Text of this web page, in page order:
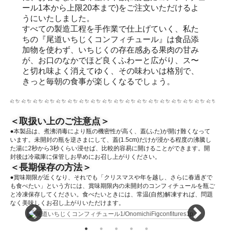
ール1本から上限20本まで)をご注文いただけるよ
うにいたしました。
すべての製造工程を手作業で仕上げていく、私た
ちの『尾道いちじくコンフィチュール』は食品添
加物を使わず、いちじくの存在感ある果肉の甘み
が、お口のなかでほど良くふわーと広がり、ス〜
と切れ味よく消えてゆく、その味わいは格別で、
きっと毎朝の食事が楽しくなるでしょう。
＜取扱い上のご注意点＞
●本製品は、煮沸消毒により瓶の機密性が高く、蓋(ふた)が開け難くなって
います。未開封の瓶を逆さまにして、蓋(1.5cm)だけが浸かる程度の沸騰し
た湯に2秒から3秒くらい浸せば、比較的容易に開けることができます。開
封後は冷蔵庫に保管しお早めにお召し上がりください。
＜長期保存の方法＞
●賞味期限が近くなり、それでも「クリスマスや年を越し、さらに春過ぎで
も食べたい」という方には、賞味期限内の未開封のコンフィチュールを瓶ご
と冷凍保存してください。食べたいときには、常温(自然)解凍すれば、問題
なく美味しくお召し上がりいただけます。